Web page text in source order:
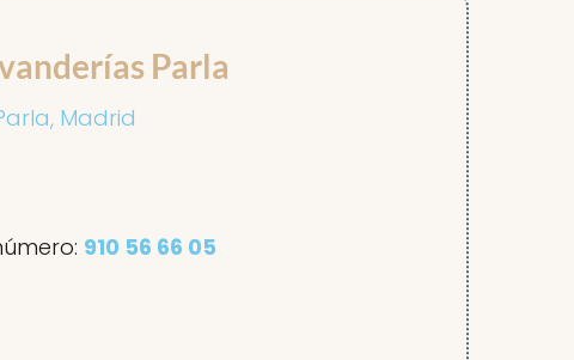
Parla
Madrid
910 56 66 05